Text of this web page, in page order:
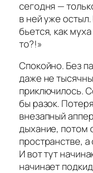
сегодня —
в ней уже
бьется, как
то?!»
Спокойно. Без
даже не
приключилось.
бы разок.
внезапный
дыхание, потом
пространстве,
И вот тут
начинает